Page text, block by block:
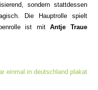
sondern stattdessen
Die Hauptrolle spielt
ist mitAntje Traue